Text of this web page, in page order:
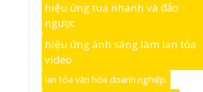
hiệu ứng tua nhanh và đảo
ngược
hiệu ứng ánh sáng làm lan tỏa
video
lan tỏa văn hóa doanh nghiệp.